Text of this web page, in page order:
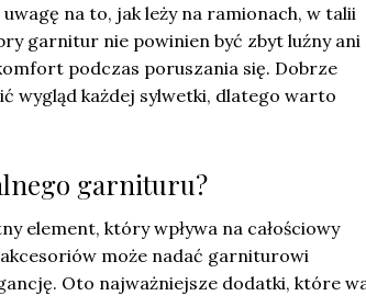
na to, jak leży na ramionach, w talii
garnitur nie powinien być zbyt luźny ani
podczas poruszania się. Dobrze
wygląd każdej sylwetki, dlatego warto
garnituru?
element, który wpływa na całościowy
może nadać garniturowi
Oto najważniejsze dodatki, które